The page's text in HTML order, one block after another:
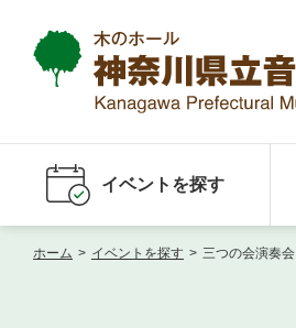
イベントを探す
ホーム > イベントを探す > 三つの会演奏会